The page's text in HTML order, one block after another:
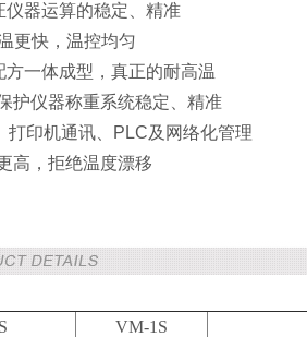
器运算的稳定、精准
更快，温控均匀
一体成型，真正的耐高温
护仪器称重系统稳定、精准
打印机通讯、PLC及网络化管理
高，拒绝温度漂移
VM-1S